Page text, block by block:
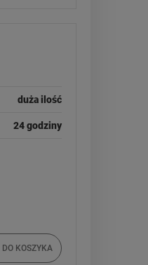
duża ilość
24 godziny
DO KOSZYKA